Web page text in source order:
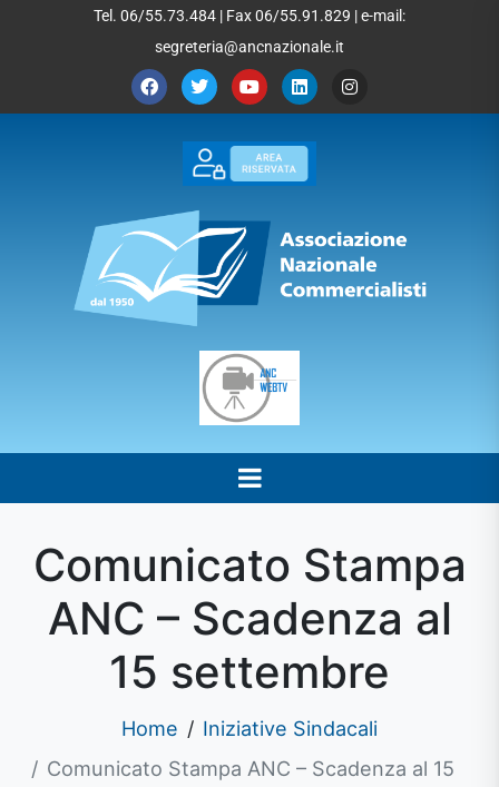
Tel. 06/55.73.484 | Fax 06/55.91.829 | e-mail:
segreteria@ancnazionale.it
Comunicato Stampa
ANC – Scadenza al
15 settembre
Home
Iniziative Sindacali
Comunicato Stampa ANC – Scadenza al 15